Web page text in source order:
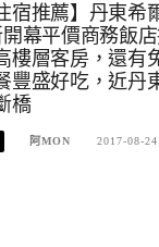
宿推薦】丹東希
幕平價商務飯
樓層客房，還有
豐盛好吃，近丹
橋
阿MON 2017-08-24